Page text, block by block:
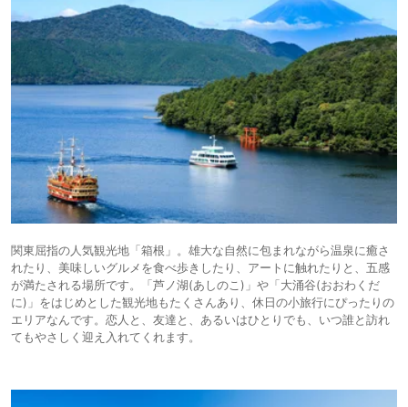
関東屈指の人気観光地「箱根」。雄大な自然に包まれながら温泉に癒さ
れたり、美味しいグルメを食べ歩きしたり、アートに触れたりと、五感
が満たされる場所です。「芦ノ湖(あしのこ)」や「大涌谷(おおわくだ
に)」をはじめとした観光地もたくさんあり、休日の小旅行にぴったりの
エリアなんです。恋人と、友達と、あるいはひとりでも、いつ誰と訪れ
てもやさしく迎え入れてくれます。